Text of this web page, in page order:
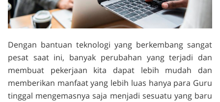
Dengan bantuan teknologi yang berkembang sangat
pesat saat ini, banyak perubahan yang terjadi dan
membuat pekerjaan kita dapat lebih mudah dan
memberikan manfaat yang lebih luas hanya para Guru
tinggal mengemasnya saja menjadi sesuatu yang baru